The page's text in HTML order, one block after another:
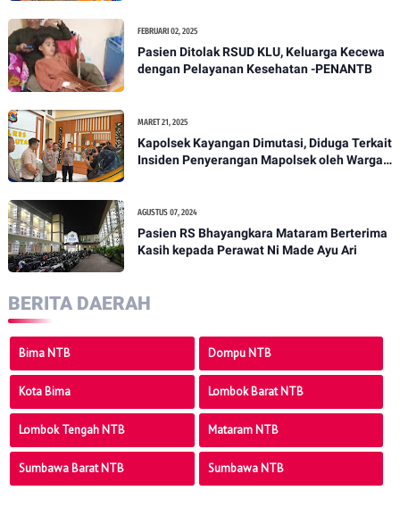
FEBRUARI 02, 2025
Pasien Ditolak RSUD KLU, Keluarga Kecewa
dengan Pelayanan Kesehatan -PENANTB
MARET 21, 2025
Kapolsek Kayangan Dimutasi, Diduga Terkait
Insiden Penyerangan Mapolsek oleh Warga -
AGUSTUS 07, 2024
Pasien RS Bhayangkara Mataram Berterima
Kasih kepada Perawat Ni Made Ayu Ari
BERITA DAERAH
Bima NTB Dompu NTB
Kota Bima Lombok Barat NTB
Lombok Tengah NTB Mataram NTB
Sumbawa Barat NTB Sumbawa NTB